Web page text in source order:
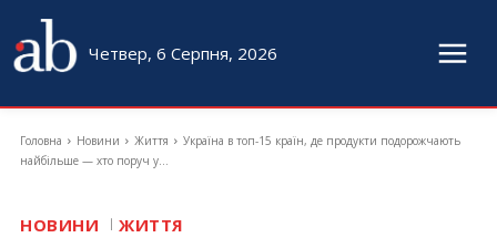
Четвер, 6 Серпня, 2026
Головна Новини Життя
Україна в топ-15 країн, де продукти подорожчають
найбільше — хто поруч у...
НОВИНИ ЖИТТЯ